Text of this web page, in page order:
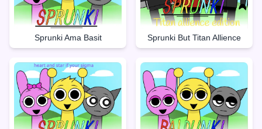
Sprunki Ama Basit Sprunki But Titan Allience